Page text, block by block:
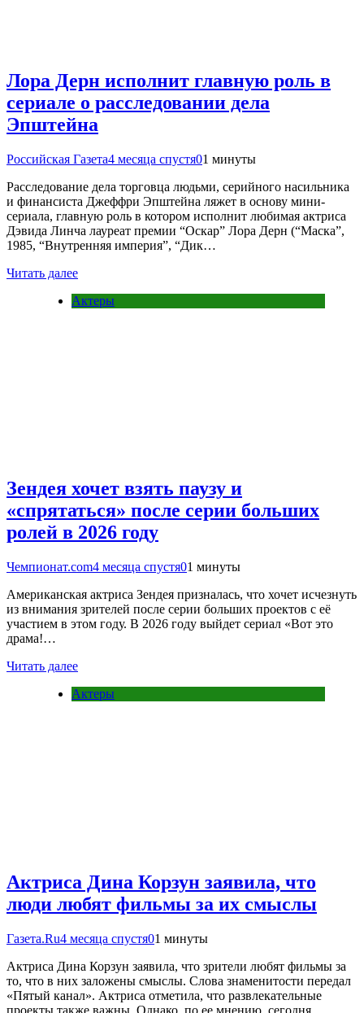
Лора Дерн исполнит главную роль в
сериале о расследовании дела
Эпштейна
Российская Газета4 месяца спустя01 минуты
Расследование дела торговца людьми, серийного насильника
и финансиста Джеффри Эпштейна ляжет в основу мини-
сериала, главную роль в котором исполнит любимая актриса
Дэвида Линча лауреат премии “Оскар” Лора Дерн (“Маска”,
1985, “Внутренняя империя”, “Дик…
Читать далее
Актеры
Зендея хочет взять паузу и
«спрятаться» после серии больших
ролей в 2026 году
Чемпионат.com4 месяца спустя01 минуты
Американская актриса Зендея призналась, что хочет исчезнуть
из внимания зрителей после серии больших проектов с её
участием в этом году. В 2026 году выйдет сериал «Вот это
драма!…
Читать далее
Актеры
Актриса Дина Корзун заявила, что
люди любят фильмы за их смыслы
Газета.Ru4 месяца спустя01 минуты
Актриса Дина Корзун заявила, что зрители любят фильмы за
то, что в них заложены смыслы. Слова знаменитости передал
«Пятый канал». Актриса отметила, что развлекательные
проекты также важны. Однако, по ее мнению, сегодня